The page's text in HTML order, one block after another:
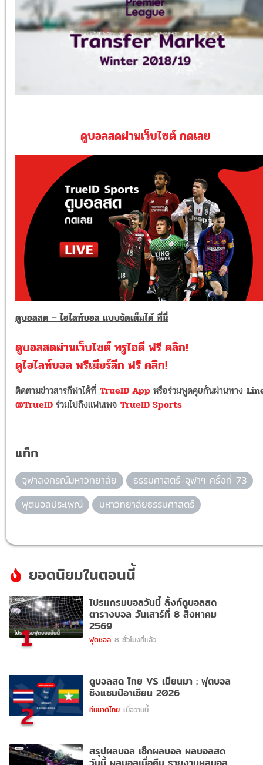
ดูบอลสดผ่านเว็บไซต์ กดเลย
ดูบอลสด – ไฮไลท์บอล แบบจัดเต็มได้ ที่นี่
ดูบอลสดผ่านเว็บไซต์ ทรูไอดี ฟรี คลิก!
ดูไฮไลท์บอล พรีเมียร์ลีก ฟรี คลิก!
ติดตามข่าวสารกีฬาได้ที่ TrueID App หรือร่วมพูดคุยกันผ่านทาง
@TrueID ร่วมไปถึงแฟนเพจ TrueID Sports
แท็ก
จุฬาลงกรณ์มหาวิทยาลัย
ธรรมศาสตร์-จุฬาฯ ครั้งที่ 73
ฟุตบอลประเพณี
มหาวิทยาลัยธรรมศาสตร์
ยอดนิยมในตอนนี้
1
โปรแกรมบอลวันนี้ ลิ้งก์ดูบอลสด
ตารางบอล วันเสาร์ที่ 8 สิงหาคม
2569
ฟุตซอล 8 ชั่วโมงที่แล้ว
2
ดูบอลสด ไทย VS เมียนมา : ฟุตบอล
ชิงแชมป์อาเซียน 2026
ทีมชาติไทย เมื่อวานนี้
สรุปผลบอล เช็กผลบอล ผลบอลสด